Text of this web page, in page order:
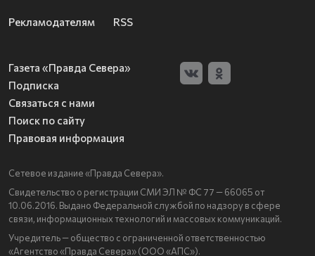
Рекламодателям RSS
Газета «Правда Севера»
Подписка
Связаться с нами
Поиск по сайту
Правовая информация
Сетевое издание «Правда Севера».
Свидетельство о регистрации СМИ ЭЛ № ФС 77 — 66065 от
10.06.2016. Выдано Федеральной службой по надзору в сфере
связи, информационных технологий и массовых коммуникаций.
Учредитель — общество с ограниченной ответственностью
«Агентство «Правда Севера» (ООО «АПС»).